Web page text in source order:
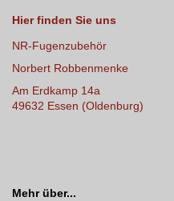
Hier finden Sie uns
NR-Fugenzubehör
Norbert Robbenmenke
Am Erdkamp 14a
49632 Essen (Oldenburg)
Mehr über...